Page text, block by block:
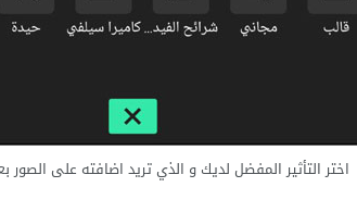
اختر التأثير المفضل لديك و الذي تريد اضافته على الصور